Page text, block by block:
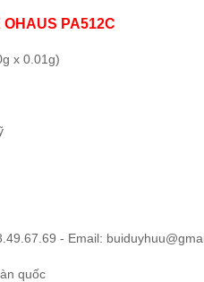
PA512C
x 0.01g)
- Email:
quốc